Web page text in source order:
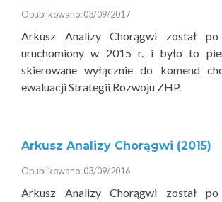
Opublikowano: 03/09/2017
Arkusz Analizy Chorągwi został
uruchomiony w 2015 r. i było to
skierowane wyłącznie do komend
ewaluacji Strategii Rozwoju ZHP.
Arkusz Analizy Chorągwi (2015)
Opublikowano: 03/09/2016
Arkusz Analizy Chorągwi został